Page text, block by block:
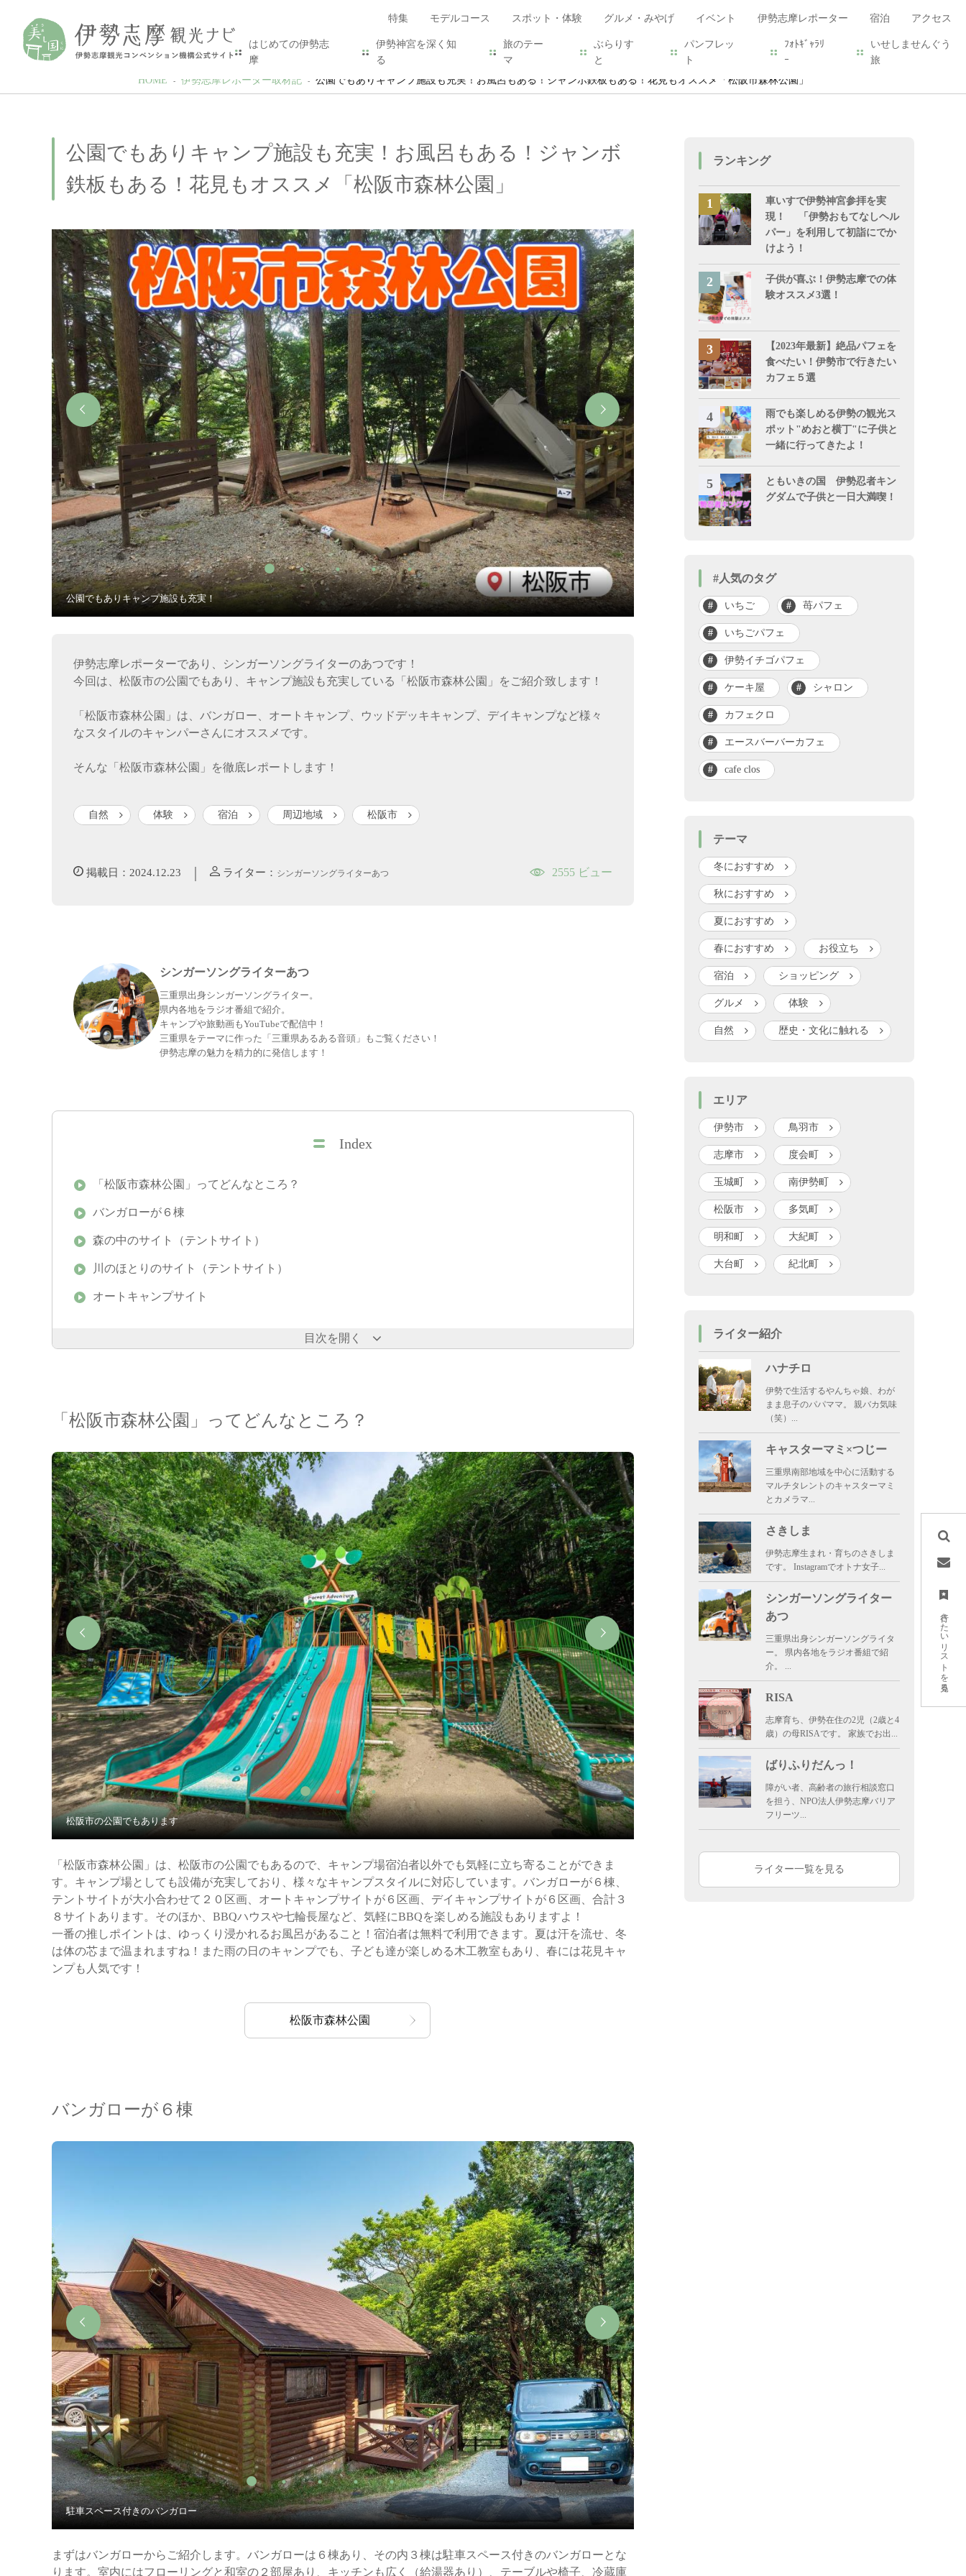
特集 モデルコース スポット・体験 グルメ・みやげ イベント 伊勢志摩レポーター 宿泊 アクセス
はじめての伊勢志
摩
伊勢神宮を深く知
る
旅のテー
マ
ぶらりす
と
パンフレッ
ト
ﾌｫﾄｷﾞｬﾗﾘ
ｰ
いせしませんぐう
旅
行きたいリストを見る
HOME 伊勢志摩レポーター取材記 公園でもありキャンプ施設も充実！お風呂もある！ジャンボ鉄板もある！花見もオススメ「松阪市森林公園」
公園でもありキャンプ施設も充実！お風呂もある！ジャンボ
鉄板もある！花見もオススメ「松阪市森林公園」
公園でもありキャンプ施設も充実！
伊勢志摩レポーターであり、シンガーソングライターのあつです！
今回は、松阪市の公園でもあり、キャンプ施設も充実している「松阪市森林公園」をご紹介致します！
「松阪市森林公園」は、バンガロー、オートキャンプ、ウッドデッキキャンプ、デイキャンプなど様々
なスタイルのキャンパーさんにオススメです。
そんな「松阪市森林公園」を徹底レポートします！
自然 体験 宿泊 周辺地域 松阪市
掲載日：2024.12.23 ライター： シンガーソングライターあつ 2555 ビュー
シンガーソングライターあつ
三重県出身シンガーソングライター。
県内各地をラジオ番組で紹介。
キャンプや旅動画もYouTubeで配信中！
三重県をテーマに作った「三重県あるある音頭」もご覧ください！
伊勢志摩の魅力を精力的に発信します！
目次を開く
Index
「松阪市森林公園」ってどんなところ？
バンガローが６棟
森の中のサイト（テントサイト）
川のほとりのサイト（テントサイト）
オートキャンプサイト
「松阪市森林公園」ってどんなところ？
松阪市の公園でもあります
「松阪市森林公園」は、松阪市の公園でもあるので、キャンプ場宿泊者以外でも気軽に立ち寄ることができま
す。キャンプ場としても設備が充実しており、様々なキャンプスタイルに対応しています。バンガローが６棟、
テントサイトが大小合わせて２０区画、オートキャンプサイトが６区画、デイキャンプサイトが６区画、合計３
８サイトあります。そのほか、BBQハウスや七輪長屋など、気軽にBBQを楽しめる施設もありますよ！
一番の推しポイントは、ゆっくり浸かれるお風呂があること！宿泊者は無料で利用できます。夏は汗を流せ、冬
は体の芯まで温まれますね！また雨の日のキャンプでも、子ども達が楽しめる木工教室もあり、春には花見キャ
ンプも人気です！
松阪市森林公園
バンガローが６棟
駐車スペース付きのバンガロー
まずはバンガローからご紹介します。バンガローは６棟あり、その内３棟は駐車スペース付きのバンガローとな
ります。室内にはフローリングと和室の２部屋あり、キッチンも広く（給湯器あり）、テーブルや椅子、冷蔵庫
ランキング
車いすで伊勢神宮参拝を実
現！ 「伊勢おもてなしヘル
パー」を利用して初詣にでか
けよう！
子供が喜ぶ！伊勢志摩での体
験オススメ3選！
【2023年最新】絶品パフェを
食べたい！伊勢市で行きたい
カフェ５選
雨でも楽しめる伊勢の観光ス
ポット"めおと横丁"に子供と
一緒に行ってきたよ！
ともいきの国 伊勢忍者キン
グダムで子供と一日大満喫！
#人気のタグ
いちご 苺パフェ
いちごパフェ
伊勢イチゴパフェ
ケーキ屋 シャロン
カフェクロ
エースバーバーカフェ
cafe clos
テーマ
冬におすすめ
秋におすすめ
夏におすすめ
春におすすめ お役立ち
宿泊 ショッピング
グルメ 体験
自然 歴史・文化に触れる
エリア
伊勢市 鳥羽市
志摩市 度会町
玉城町 南伊勢町
松阪市 多気町
明和町 大紀町
大台町 紀北町
ライター紹介
ハナチロ
伊勢で生活するやんちゃ娘、わが
まま息子のパパママ。 親バカ気味
（笑）...
キャスターマミ×つじー
三重県南部地域を中心に活動する
マルチタレントのキャスターマミ
とカメラマ...
さきしま
伊勢志摩生まれ・育ちのさきしま
です。 Instagramでオトナ女子...
シンガーソングライター
あつ
三重県出身シンガーソングライタ
ー。 県内各地をラジオ番組で紹
介。 ...
RISA
志摩育ち、伊勢在住の2児（2歳と4
歳）の母RISAです。 家族でお出...
ばりふりだんっ！
障がい者、高齢者の旅行相談窓口
を担う、NPO法人伊勢志摩バリア
フリーツ...
ライター一覧を見る